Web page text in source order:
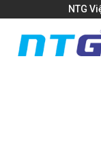
NTG